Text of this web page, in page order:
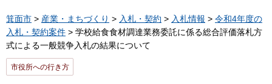
箕面市 > 産業・まちづくり > 入札・契約 > 入札情報 > 令和4年度の
入札・契約案件 > 学校給食食材調達業務委託に係る総合評価落札方
式による一般競争入札の結果について
市役所への行き方